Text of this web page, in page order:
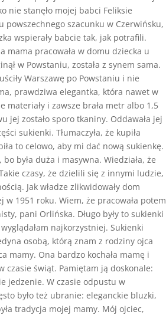
nie stanęło mojej babci Feliksie
szacunku w Czerwińsku,
wspierały babcie tak, jak potrafili.
mama pracowała w domu dziecka u
w Powstaniu, została z synem sama.
Warszawę po Powstaniu i nie
prawdziwa elegantka, która nawet w
materiały i zawsze brała metr albo 1,5
jej zostało sporo tkaniny. Oddawała jej
sukienki. Tłumaczyła, że kupiła
to celowo, aby mi dać nową sukienkę.
była duża i masywna. Wiedziała, że
czasy, że dzielili się z innymi ludzie,
Jak władze zlikwidowały dom
w 1951 roku. Wiem, że pracowała potem
pani Orlińska. Długo były to sukienki
najkorzystniej. Sukienki
osobą, którą znam z rodziny ojca
mamy. Ona bardzo kochała mamę i
czasie świąt. Pamiętam ją doskonale:
jedzenie. W czasie odpustu w
było też ubranie: eleganckie bluzki,
tradycja mojej mamy. Mój ojciec,